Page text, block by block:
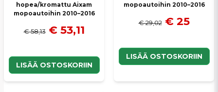
hopea/kromattu Aixam
mopoautoihin 2010–2016
€ 58,13 € 53,11
LISÄÄ OSTOSKORIIN
mopoautoihin 2010–2016
€ 29,02 € 25
LISÄÄ OSTOSKORIIN